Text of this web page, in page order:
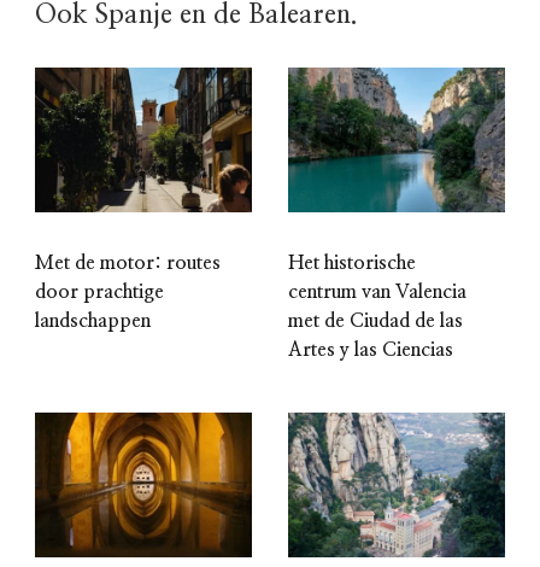
Ook Spanje en de Balearen.
Met de motor: routes
door prachtige
landschappen
Het historische
centrum van Valencia
met de Ciudad de las
Artes y las Ciencias